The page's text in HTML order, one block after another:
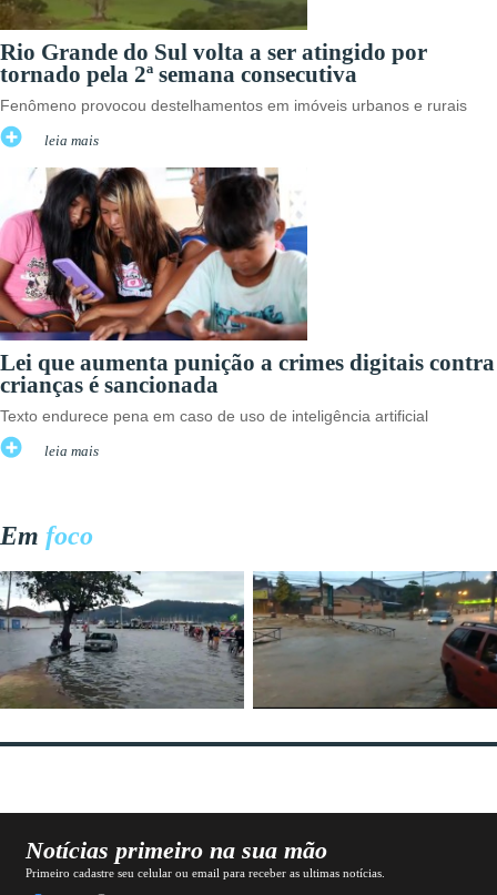
Rio Grande do Sul volta a ser atingido por
tornado pela 2ª semana consecutiva
Fenômeno provocou destelhamentos em imóveis urbanos e rurais
leia mais
Lei que aumenta punição a crimes digitais contra
crianças é sancionada
Texto endurece pena em caso de uso de inteligência artificial
leia mais
Em foco
Notícias primeiro na sua mão
Primeiro cadastre seu celular ou email para receber as ultimas notícias.